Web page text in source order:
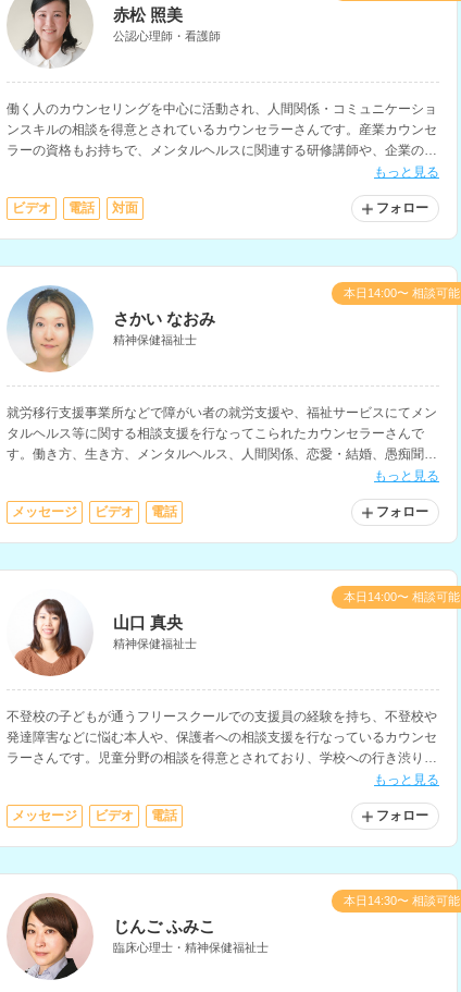
赤松 照美
公認心理師・看護師
働く人のカウンセリングを中心に活動され、人間関係・コミュニケーショ
ンスキルの相談を得意とされているカウンセラーさんです。産業カウンセ
ラーの資格もお持ちで、メンタルヘルスに関連する研修講師や、企業のコ
もっと見る
ビデオ 電話 対面 フォロー
さかい なおみ
精神保健福祉士
就労移行支援事業所などで障がい者の就労支援や、福祉サービスにてメン
タルヘルス等に関する相談支援を行なってこられたカウンセラーさんで
す。働き方、生き方、メンタルヘルス、人間関係、恋愛・結婚、愚痴聞
もっと見る
メッセージ ビデオ 電話 フォロー
本日14:00〜 相談可能
山口 真央
精神保健福祉士
不登校の子どもが通うフリースクールでの支援員の経験を持ち、不登校や
発達障害などに悩む本人や、保護者への相談支援を行なっているカウンセ
ラーさんです。児童分野の相談を得意とされており、学校への行き渋り
もっと見る
メッセージ ビデオ 電話 フォロー
本日14:00〜 相談可能
じんご ふみこ
臨床心理士・精神保健福祉士
本日14:30〜 相談可能